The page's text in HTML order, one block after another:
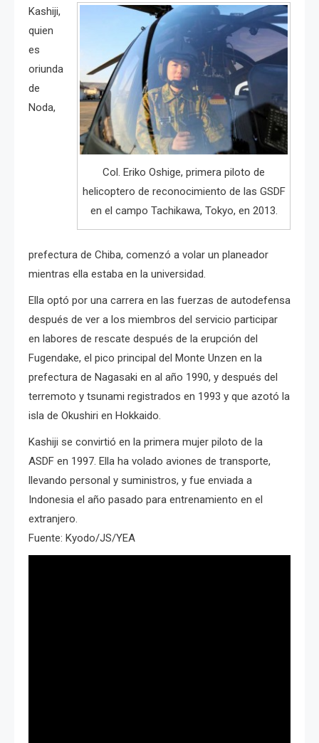
Col. Eriko Oshige, primera piloto de
helicoptero de reconocimiento de las GSDF
en el campo Tachikawa, Tokyo, en 2013.
Kashiji,
quien
es
oriunda
de
Noda,
prefectura de Chiba, comenzó a volar un planeador
mientras ella estaba en la universidad.
Ella optó por una carrera en las fuerzas de autodefensa
después de ver a los miembros del servicio participar
en labores de rescate después de la erupción del
Fugendake, el pico principal del Monte Unzen en la
prefectura de Nagasaki en al año 1990, y después del
terremoto y tsunami registrados en 1993 y que azotó la
isla de Okushiri en Hokkaido.
Kashiji se convirtió en la primera mujer piloto de la
ASDF en 1997. Ella ha volado aviones de transporte,
llevando personal y suministros, y fue enviada a
Indonesia el año pasado para entrenamiento en el
extranjero.
Fuente: Kyodo/JS/YEA